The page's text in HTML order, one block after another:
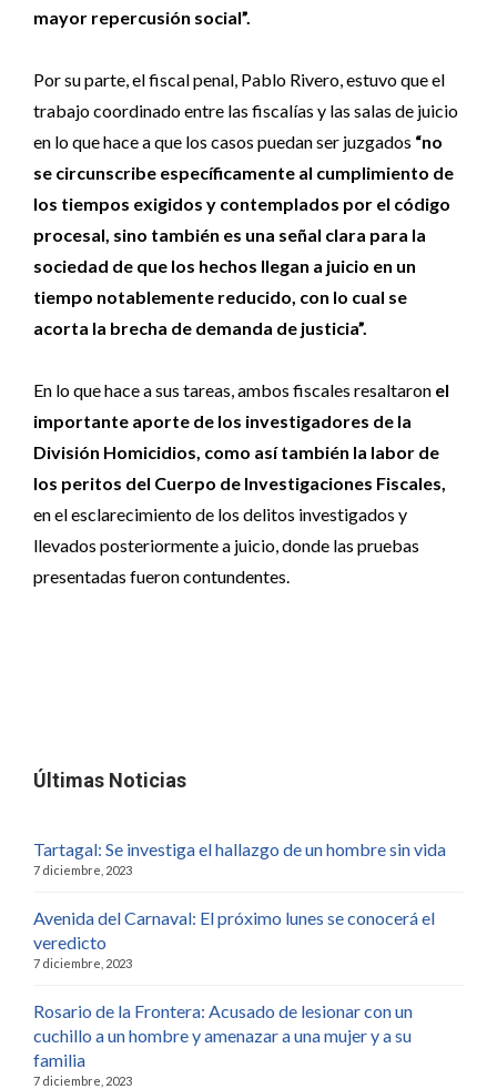
mayor repercusión social”.
Por su parte, el fiscal penal, Pablo Rivero, estuvo que el
trabajo coordinado entre las fiscalías y las salas de juicio
en lo que hace a que los casos puedan ser juzgados “no
se circunscribe específicamente al cumplimiento de
los tiempos exigidos y contemplados por el código
procesal, sino también es una señal clara para la
sociedad de que los hechos llegan a juicio en un
tiempo notablemente reducido, con lo cual se
acorta la brecha de demanda de justicia”.
En lo que hace a sus tareas, ambos fiscales resaltaron el
importante aporte de los investigadores de la
División Homicidios, como así también la labor de
los peritos del Cuerpo de Investigaciones Fiscales,
en el esclarecimiento de los delitos investigados y
llevados posteriormente a juicio, donde las pruebas
presentadas fueron contundentes.
Últimas Noticias
Tartagal: Se investiga el hallazgo de un hombre sin vida
7 diciembre, 2023
Avenida del Carnaval: El próximo lunes se conocerá el
veredicto
7 diciembre, 2023
Rosario de la Frontera: Acusado de lesionar con un
cuchillo a un hombre y amenazar a una mujer y a su
familia
7 diciembre, 2023